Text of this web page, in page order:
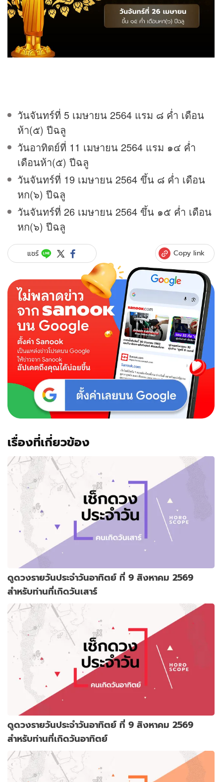
วันจันทร์ที่ 5 เมษายน 2564 แรม ๘ ค่ำ เดือน
ห้า(๕) ปีฉลู
วันอาทิตย์ที่ 11 เมษายน 2564 แรม ๑๔ ค่ำ
เดือนห้า(๕) ปีฉลู
วันจันทร์ที่ 19 เมษายน 2564 ขึ้น ๘ ค่ำ เดือน
หก(๖) ปีฉลู
วันจันทร์ที่ 26 เมษายน 2564 ขึ้น ๑๕ ค่ำ เดือน
หก(๖) ปีฉลู
แชร์ Copy link
เรื่องที่เกี่ยวข้อง
ดูดวงรายวันประจำวันอาทิตย์ ที่ 9 สิงหาคม 2569
สำหรับท่านที่เกิดวันเสาร์
ดูดวงรายวันประจำวันอาทิตย์ ที่ 9 สิงหาคม 2569
สำหรับท่านที่เกิดวันอาทิตย์